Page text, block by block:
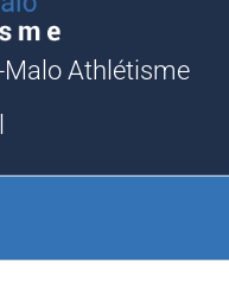
Malo Athlétisme